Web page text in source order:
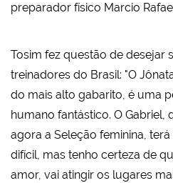
preparador físico Marcio
Tosim fez questão de desejar
treinadores do Brasil: "O
do mais alto gabarito, é uma
humano fantástico. O Gabriel,
agora a Seleção feminina,
difícil, mas tenho certeza de
amor, vai atingir os lugares